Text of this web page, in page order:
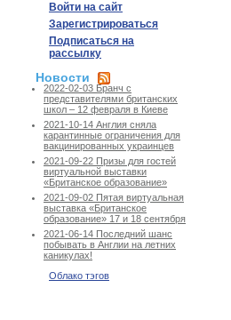
Войти на сайт
Зарегистрироваться
Подписаться на
рассылку
Новости
2022-02-03 Бранч с
представителями британских
школ – 12 февраля в Киеве
2021-10-14 Англия сняла
карантинные ограничения для
вакцинированных украинцев
2021-09-22 Призы для гостей
виртуальной выставки
«Британское образование»
2021-09-02 Пятая виртуальная
выставка «Британское
образование» 17 и 18 сентября
2021-06-14 Последний шанс
побывать в Англии на летних
каникулах!
Облако тэгов